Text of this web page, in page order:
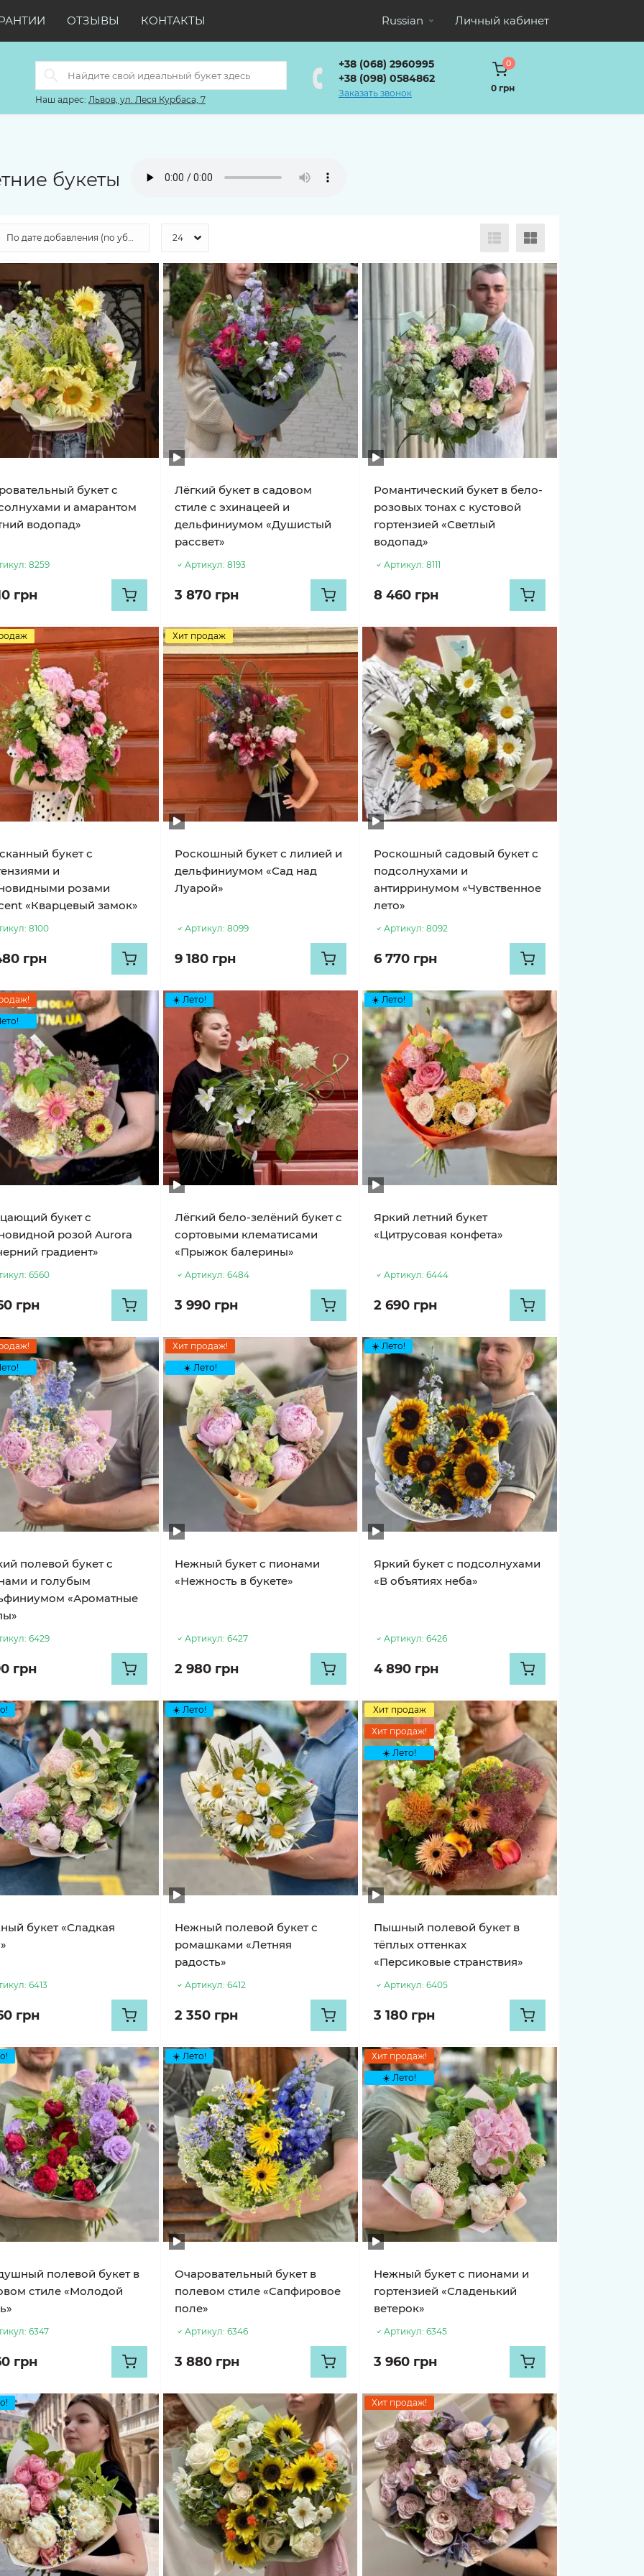
ОТЗЫВЫ КОНТАКТЫ Russian Личный кабинет
Наш адрес: Львов, ул. Леся Курбаса, 7
+38 (068) 2960995
+38 (098) 0584862
Заказать звонок
0
0 грн
букеты
букет с
и амарантом
водопад»
8259
грн
Лёгкий букет в садовом
стиле с эхинацеей и
дельфиниумом «Душистый
рассвет»
Артикул: 8193
3 870 грн
Романтический букет в бело-
розовых тонах с кустовой
гортензией «Светлый
водопад»
Артикул: 8111
8 460 грн
букет с
и
розами
«Кварцевый замок»
8100
грн
Хит продаж
Роскошный букет с лилией и
дельфиниумом «Сад над
Луарой»
Артикул: 8099
9 180 грн
Роскошный садовый букет с
подсолнухами и
антирринумом «Чувственное
лето»
Артикул: 8092
6 770 грн
букет с
розой Aurora
градиент»
6560
грн
☀️ Лето!
Лёгкий бело-зелёний букет с
сортовыми клематисами
«Прыжок балерины»
Артикул: 6484
3 990 грн
☀️ Лето!
Яркий летний букет
«Цитрусовая конфета»
Артикул: 6444
2 690 грн
полевой букет с
и голубым
«Ароматные
6429
грн
Хит продаж!
☀️ Лето!
Нежный букет с пионами
«Нежность в букете»
Артикул: 6427
2 980 грн
☀️ Лето!
Яркий букет с подсолнухами
«В объятиях неба»
Артикул: 6426
4 890 грн
букет «Сладкая
6413
грн
☀️ Лето!
Нежный полевой букет с
ромашками «Летняя
радость»
Артикул: 6412
2 350 грн
Хит продаж
Хит продаж!
☀️ Лето!
Пышный полевой букет в
тёплых оттенках
«Персиковые странствия»
Артикул: 6405
3 180 грн
полевой букет в
стиле «Молодой
6347
грн
☀️ Лето!
Очаровательный букет в
полевом стиле «Сапфировое
поле»
Артикул: 6346
3 880 грн
Хит продаж!
☀️ Лето!
Нежный букет с пионами и
гортензией «Сладенький
ветерок»
Артикул: 6345
3 960 грн
Хит продаж!